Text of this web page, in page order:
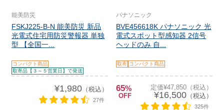
能美防災
FSKJ225-B-N 能美防災 新品
光電式住宅用防災警報器 単独
型 【全国一...
コンパクト商品
取寄品【３～５営業日】で発送
¥1,980（税込）
27件
パナソニック
BVE456618K パナソニック 光
電式スポット型感知器 2信号
ヘッドのみ 自...
取寄 コンパクト商品
65%
OFF
定価¥47,850（税込）
¥16,500（税込）
325件